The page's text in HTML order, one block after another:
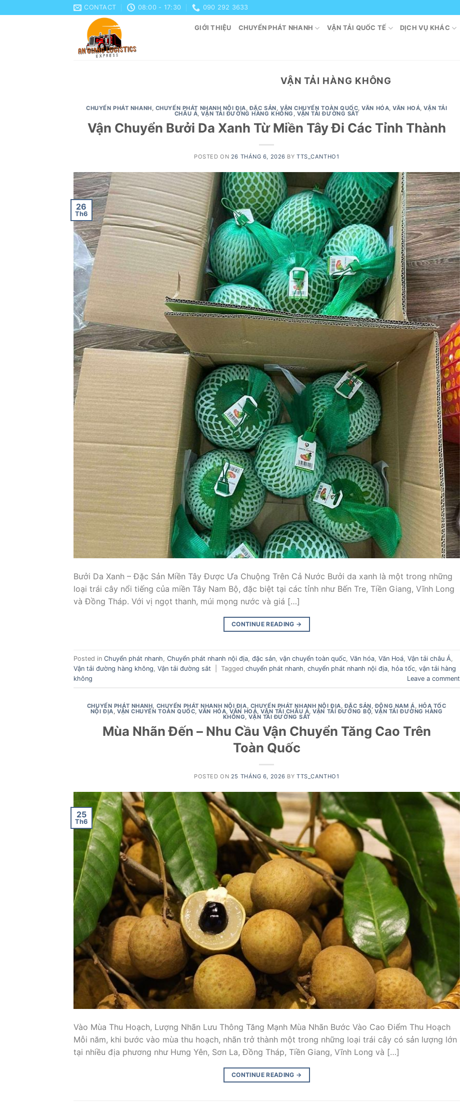
to
CONTACT 08:00 - 17:30 090 292 3633
GIỚI THIỆU CHUYỂN PHÁT NHANH VẬN TẢI QUỐC TẾ DỊCH VỤ KHÁC
VẬN TẢI HÀNG KHÔNG
CHUYỂN PHÁT NHANH, CHUYỂN PHÁT NHANH NỘI ĐỊA,ĐẶC SẢN, VẬN CHUYỂN TOÀN QUỐC,VĂN HÓA,VĂN HOÁ,VẬN TẢI
CHÂU Á,VẬN TẢI ĐƯỜNG HÀNG KHÔNG ,VẬN TẢI ĐƯỜNG SẮT
Vận Chuyển Bưởi Da Xanh Từ Miền Tây Đi Các Tỉnh Thành
POSTED ON 26 THÁNG 6, 2026 BYTTS_CANTHO1
26
Th6
Bưởi Da Xanh – Đặc Sản Miền Tây Được Ưa Chuộng Trên Cả Nước Bưởi da xanh là một trong những
loại trái cây nổi tiếng của miền Tây Nam Bộ, đặc biệt tại các tỉnh như Bến Tre, Tiền Giang, Vĩnh Long
và Đồng Tháp. Với vị ngọt thanh, múi mọng nước và giá […]
CONTINUE READING →
Posted in Chuyển phát nhanh Chuyển phát nhanh nội địa đặc sản vận chuyển toàn quốc Văn hóa Văn Hoá Vận tải châu Á
Vận tải đường hàng không Vận tải đường sắt Tagged chuyển phát nhanh chuyển phát nhanh nội địa hỏa tốc vận tải hàng
không
Leave a comment
CHUYỂN PHÁT NHANH, CHUYỂN PHÁT NHANH NỘI ĐỊA, CHUYỂN PHÁT NHANH NỘI ĐỊA,ĐẶC SẢN,ĐÔNG NAM Á, HỎA TỐC
NỘI ĐỊA, VẬN CHUYỂN TOÀN QUỐC,VĂN HÓA,VĂN HOÁ,VẬN TẢI CHÂU Á,VẬN TẢI ĐƯỜNG BỘ,VẬN TẢI ĐƯỜNG HÀNG
KHÔNG,VẬN TẢI ĐƯỜNG SẮT
Mùa Nhãn Đến – Nhu Cầu Vận Chuyển Tăng Cao Trên
Toàn Quốc
POSTED ON 25 THÁNG 6, 2026 BYTTS_CANTHO1
25
Th6
Vào Mùa Thu Hoạch, Lượng Nhãn Lưu Thông Tăng Mạnh Mùa Nhãn Bước Vào Cao Điểm Thu Hoạch
Mỗi năm, khi bước vào mùa thu hoạch, nhãn trở thành một trong những loại trái cây có sản lượng lớn
tại nhiều địa phương như Hưng Yên, Sơn La, Đồng Tháp, Tiền Giang, Vĩnh Long và […]
CONTINUE READING →